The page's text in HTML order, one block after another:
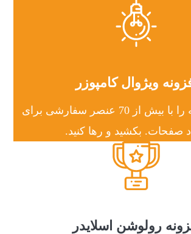
ویژوال کامپوزر
سازنده صفحه را با بیش از 70 عنصر سفارشی برای
صفحات. بکشید و رها کنید.
رولوشن اسلایدر